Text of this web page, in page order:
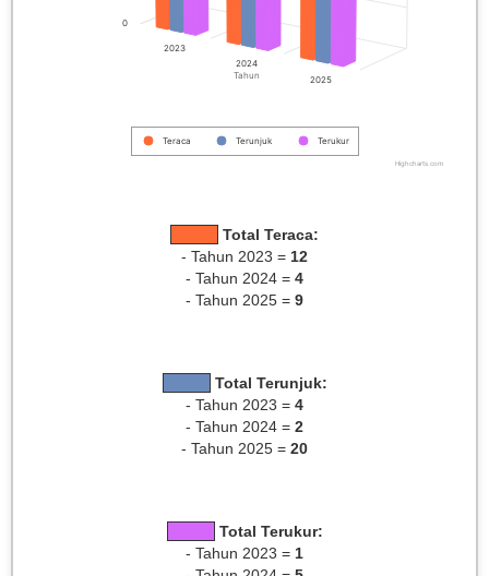
Tahun
Teraca Terunjuk Terukur
2023
2024
2025
0
Highcharts.com
Total Teraca:
- Tahun 2023 = 12
- Tahun 2024 = 4
- Tahun 2025 = 9
Total Terunjuk:
- Tahun 2023 = 4
- Tahun 2024 = 2
- Tahun 2025 = 20
Total Terukur:
- Tahun 2023 = 1